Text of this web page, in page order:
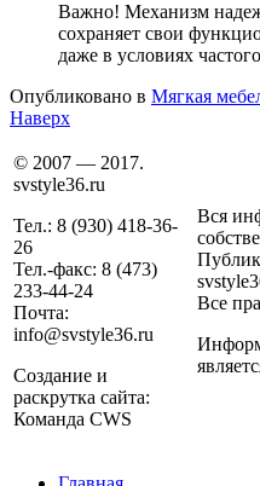
Важно! Механизм
сохраняет свои
даже в условиях
Опубликовано в Мягкая
Наверх
© 2007 — 2017.
svstyle36.ru
Тел.: 8 (930) 418-36-
26
Тел.-факс: 8 (473)
233-44-24
Почта:
info@svstyle36.ru
Создание и
раскрутка сайта:
Команда CWS
Вся
Все